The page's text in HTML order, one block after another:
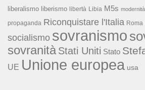
liberalismo liberismo libertà Libia M5s modernità
propaganda Riconquistare l'Italia Roma
socialismo sovranismo
sovranità Stati Uniti Stato
UE Unione europea usa